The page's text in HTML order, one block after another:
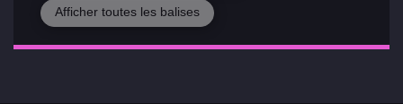
Afficher toutes les balises